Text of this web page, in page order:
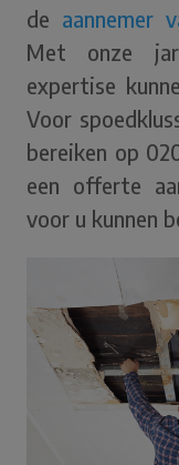
de aannemer
Met onze
expertise
Voor
bereiken op
een offerte
voor u kunnen